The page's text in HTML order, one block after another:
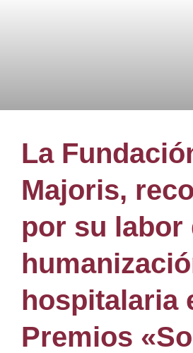
La
Majoris,
por su labor
hospitalaria
Premios